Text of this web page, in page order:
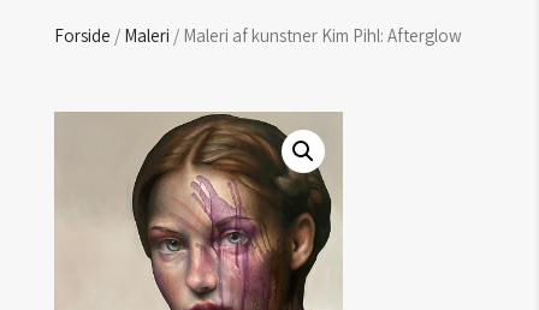
Forside / Maleri / Maleri af kunstner Kim Pihl: Afterglow